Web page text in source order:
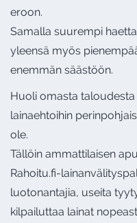
eroon.
Samalla suurempi
yleensä myös
enemmän säästöön.
Huoli omasta
lainaehtoihin
ole.
Tällöin ammattilaisen
Rahoitu.fi-
luotonantajia, useita
kilpailuttaa lainat